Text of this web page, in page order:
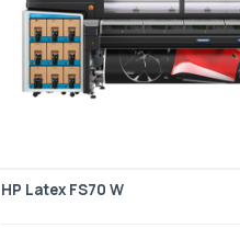
HP Latex FS70 W